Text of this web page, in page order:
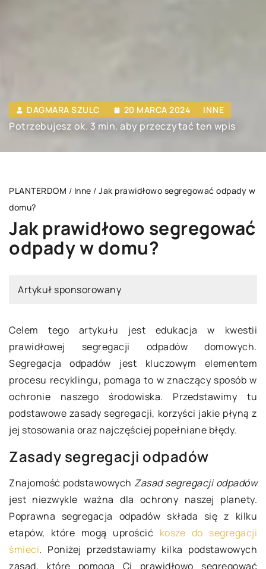
DAGMARA SZULC 20 MARCA 2024 INNE
Potrzebujesz ok. 3 min. aby przeczytać ten wpis
PLANTERDOM / Inne / Jak prawidłowo segregować odpady w
domu?
Jak prawidłowo segregować
odpady w domu?
Artykuł sponsorowany
Celem tego artykułu jest edukacja w kwestii
prawidłowej segregacji odpadów domowych.
Segregacja odpadów jest kluczowym elementem
procesu recyklingu, pomaga to w znaczący sposób w
ochronie naszego środowiska. Przedstawimy tu
podstawowe zasady segregacji, korzyści jakie płyną z
jej stosowania oraz najczęściej popełniane błędy.
Zasady segregacji odpadów
Znajomość podstawowych Zasad segregacji odpadów
jest niezwykle ważna dla ochrony naszej planety.
Poprawna segregacja odpadów składa się z kilku
etapów, które mogą uprościć kosze do segregacji
śmieci. Poniżej przedstawiamy kilka podstawowych
zasad, które pomogą Ci prawidłowo segregować